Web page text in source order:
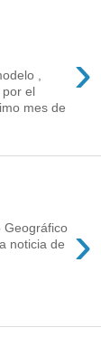
›
,
por el
mes de
›
Geográfico
noticia de